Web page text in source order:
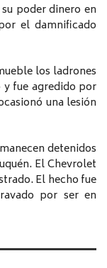
poder dinero en
el damnificado
los ladrones
fue agredido por
una lesión
detenidos
El Chevrolet
El hecho fue
por ser en